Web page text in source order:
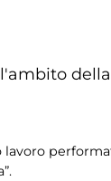
lavoro